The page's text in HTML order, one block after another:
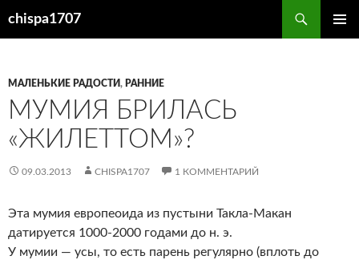
chispa1707
МАЛЕНЬКИЕ РАДОСТИ, РАННИЕ
МУМИЯ БРИЛАСЬ
«ЖИЛЕТТОМ»?
09.03.2013 CHISPA1707 1 КОММЕНТАРИЙ
Эта мумия европеоида из пустыни Такла-Макан
датируется 1000-2000 годами до н. э.
У мумии — усы, то есть парень регулярно (вплоть до